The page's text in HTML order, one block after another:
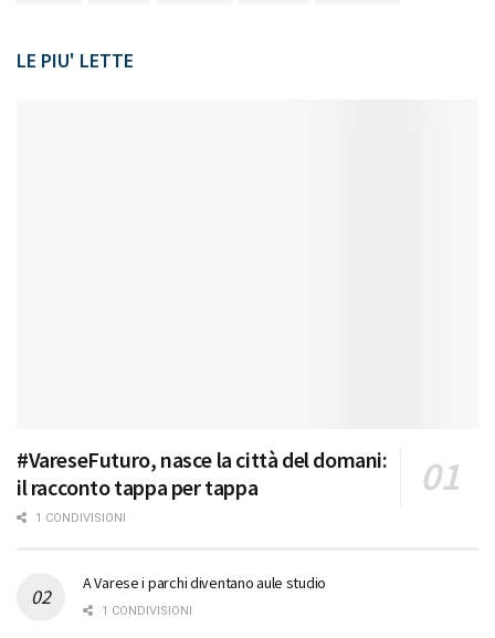
LE PIU' LETTE
#VareseFuturo, nasce la città del domani:
il racconto tappa per tappa
1 CONDIVISIONI
A Varese i parchi diventano aule studio
1 CONDIVISIONI